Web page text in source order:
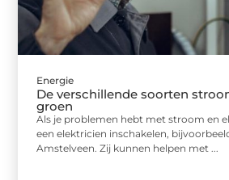
Energie
De verschillende soorten
groen
Als je problemen hebt met stroom en
een elektricien inschakelen,
Amstelveen. Zij kunnen helpen met ...